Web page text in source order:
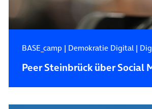
BASE_camp | Demokratie Digital|
Peer Steinbrück über Social